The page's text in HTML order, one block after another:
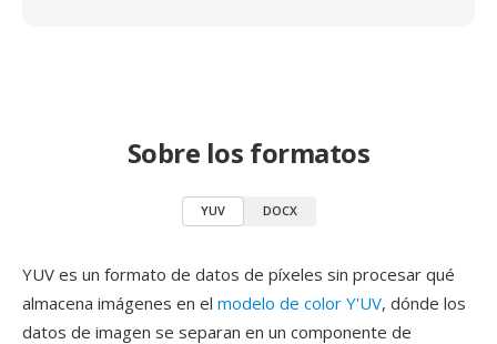
Sobre los formatos
YUV DOCX
YUV es un formato de datos de píxeles sin procesar qué
almacena imágenes en el modelo de color Y'UV, dónde los
datos de imagen se separan en un componente de